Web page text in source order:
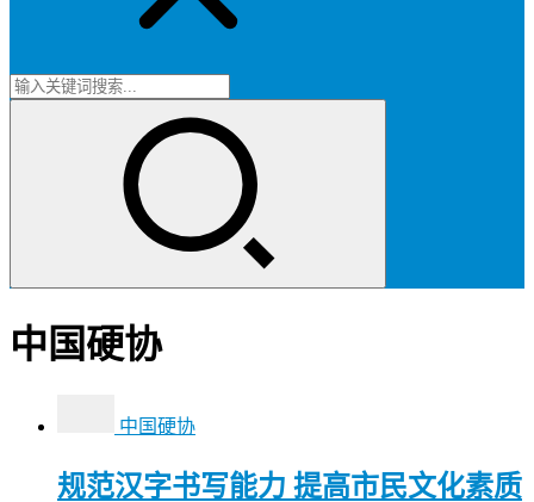
中国硬协
中国硬协
规范汉字书写能力 提高市民文化素质